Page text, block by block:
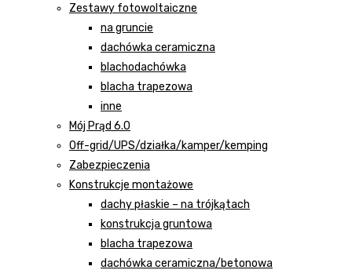
Zestawy fotowoltaiczne
na gruncie
dachówka ceramiczna
blachodachówka
blacha trapezowa
inne
Mój Prąd 6.0
Off-grid/UPS/działka/kamper/kemping
Zabezpieczenia
Konstrukcje montażowe
dachy płaskie – na trójkątach
konstrukcja gruntowa
blacha trapezowa
dachówka ceramiczna/betonowa